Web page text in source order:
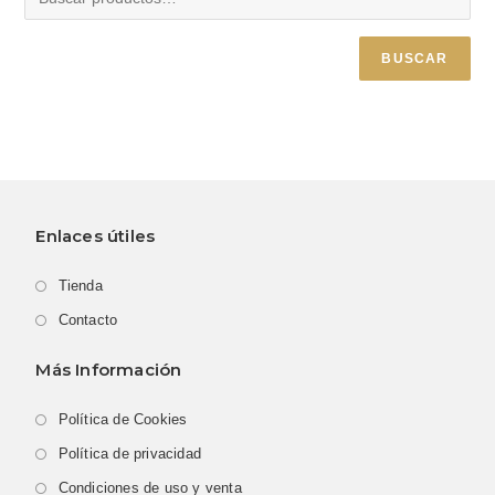
BUSCAR
Enlaces útiles
Tienda
Contacto
Más Información
Política de Cookies
Política de privacidad
Condiciones de uso y venta